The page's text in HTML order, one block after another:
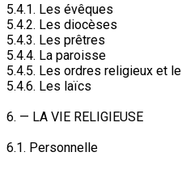
5.4.1. Les évêques
5.4.2. Les diocèses
5.4.3. Les prêtres
5.4.4. La paroisse
5.4.5. Les ordres religieux et
5.4.6. Les laïcs
6. — LA VIE RELIGIEUSE
6.1. Personnelle